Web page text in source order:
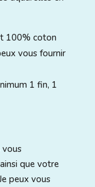
100% coton
vous fournir
1 fin, 1
vous
que votre
peux vous